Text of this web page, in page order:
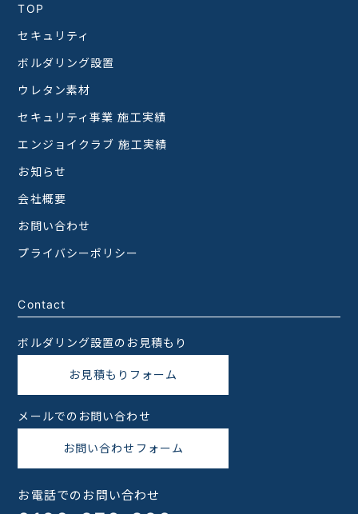
TOP
セキュリティ
ボルダリング設置
ウレタン素材
セキュリティ事業 施工実績
エンジョイクラブ 施工実績
お知らせ
会社概要
お問い合わせ
プライバシーポリシー
Contact
ボルダリング設置のお見積もり
お見積もりフォーム
メールでのお問い合わせ
お問い合わせフォーム
お電話でのお問い合わせ